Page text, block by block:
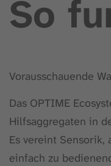
So
Vorausschauende
Das OPTIME
Hilfsaggregaten in
Es vereint
einfach zu